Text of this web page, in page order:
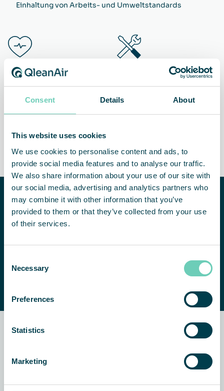
Consent Details About
This website uses cookies
We use cookies to personalise content and ads, to
provide social media features and to analyse our traffic.
We also share information about your use of our site with
our social media, advertising and analytics partners who
may combine it with other information that you’ve
provided to them or that they’ve collected from your use
of their services.
Selection
Necessary
Preferences
Statistics
Marketing
Einhaltung von Arbeits- und Umweltstandards
Ein gesünderes
Arbeitsumfeld
Geringere Wartungs- und
höhere Produktivität
Lebensdauer der Produkte
Benötigen Sie
Hilfe bei der
Verbesserung
Raumluftqualität?
gerne bei der Suche
KONTAKTIEREN SIE UNS
Verwandte Nachrichten und
ARTIKEL ALLGEMEINES